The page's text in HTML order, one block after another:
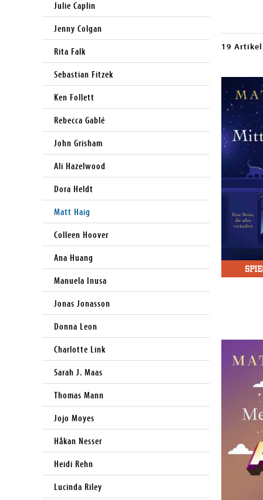
Julie Caplin
Jenny Colgan
Rita Falk
Sebastian Fitzek
Ken Follett
Rebecca Gablé
John Grisham
Ali Hazelwood
Dora Heldt
Matt Haig
Colleen Hoover
Ana Huang
Manuela Inusa
Jonas Jonasson
Donna Leon
Charlotte Link
Sarah J. Maas
Thomas Mann
Jojo Moyes
Håkan Nesser
Heidi Rehn
Lucinda Riley
19 Artikel